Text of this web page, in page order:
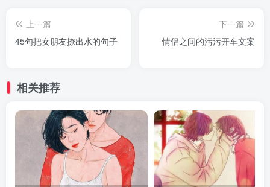
上一篇
45句把女朋友撩出水的句子
下一篇
情侣之间的污污开车文案
相关推荐